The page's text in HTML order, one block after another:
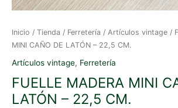
Inicio / Tienda / Ferretería / Artículos vintage /
MINI CAÑO DE LATÓN – 22,5 CM.
Artículos vintage, Ferretería
FUELLE MADERA MINI
LATÓN – 22,5 CM.